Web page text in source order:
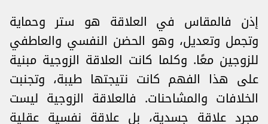
إذن فالمقاس في العلاقة هو ستر وحماية
وتجمل وتعديل، وهو الحضن النفسي والعاطفي
للزوجين معًا. وكلما كانت العلاقة الزوجية مبنية
على هذا الفهم كانت نتيجتها طيبة، وتجنبت
الخلافات والمشاحنات. فالعلاقة الزوجية ليست
مجرد علاقة جسدية، بل علاقة نفسية عقلية